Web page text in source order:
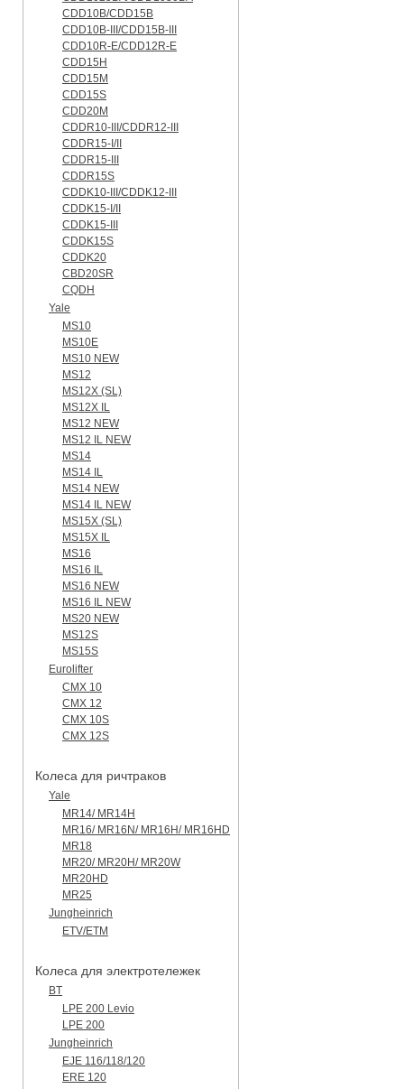
CDD10B/CDD15B
CDD10B-III/CDD15B-III
CDD10R-E/CDD12R-E
CDD15H
CDD15M
CDD15S
CDD20M
CDDR10-III/CDDR12-III
CDDR15-I/II
CDDR15-III
CDDR15S
CDDK10-III/CDDK12-III
CDDK15-I/II
CDDK15-III
CDDK15S
CDDK20
CBD20SR
CQDH
Yale
MS10
MS10E
MS10 NEW
MS12
MS12X (SL)
MS12X IL
MS12 NEW
MS12 IL NEW
MS14
MS14 IL
MS14 NEW
MS14 IL NEW
MS15X (SL)
MS15X IL
MS16
MS16 IL
MS16 NEW
MS16 IL NEW
MS20 NEW
MS12S
MS15S
Eurolifter
CMX 10
CMX 12
CMX 10S
CMX 12S
Колеса для ричтраков
Yale
MR14/ MR14H
MR16/ MR16N/ MR16H/ MR16HD
MR18
MR20/ MR20H/ MR20W
MR20HD
MR25
Jungheinrich
ETV/ETM
Колеса для электротележек
BT
LPE 200 Levio
LPE 200
Jungheinrich
EJE 116/118/120
ERE 120